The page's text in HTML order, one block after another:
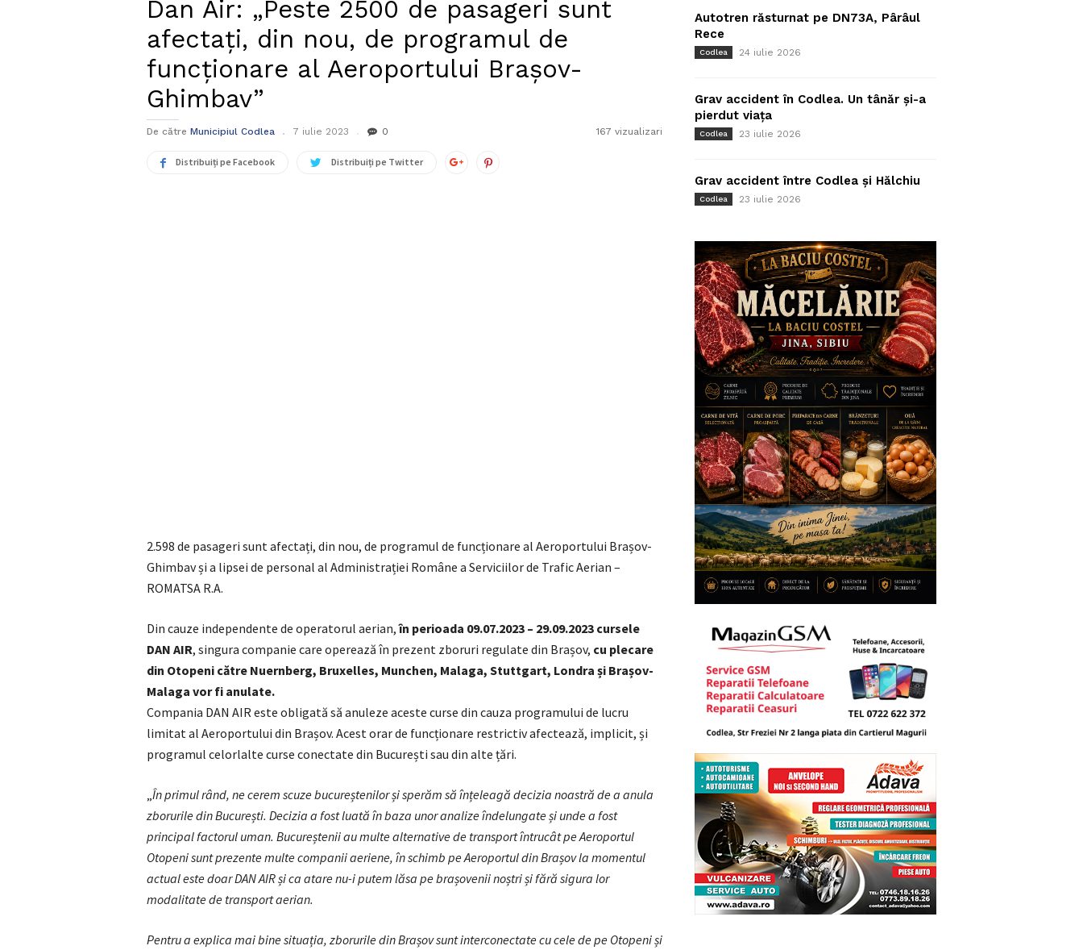
Dan Air: „Peste 2500 de pasageri sunt
afectați, din nou, de programul de
funcționare al Aeroportului Brașov-
Ghimbav”
De către Municipiul Codlea 7 iulie 2023 0 167 vizualizari
Distribuiți pe Facebook Distribuiți pe Twitter
2.598 de pasageri sunt afectați, din nou, de programul de funcționare al Aeroportului Brașov-
Ghimbav și a lipsei de personal al Administrației Române a Serviciilor de Trafic Aerian –
ROMATSA R.A.
Din cauze independente de operatorul aerian,în perioada 09.07.2023 – 29.09.2023 cursele
DAN AIR, singura companie care operează în prezent zboruri regulate din Brașov, cu plecare
din Otopeni către Nuernberg, Bruxelles, Munchen, Malaga, Stuttgart, Londra și Brașov-
Malaga vor fi anulate.
Compania DAN AIR este obligată să anuleze aceste curse din cauza programului de lucru
limitat al Aeroportului din Brașov. Acest orar de funcționare restrictiv afectează, implicit, și
programul celorlalte curse conectate din București sau din alte țări.
„În primul rând, ne cerem scuze bucureștenilor și sperăm să înțeleagă decizia noastră de a anula
zborurile din București. Decizia a fost luată în baza unor analize îndelungate și unde a fost
principal factorul uman. Bucureștenii au multe alternative de transport întrucât pe Aeroportul
Otopeni sunt prezente multe companii aeriene, în schimb pe Aeroportul din Brașov la momentul
actual este doar DAN AIR și ca atare nu-i putem lăsa pe brașovenii noștri și fără sigura lor
modalitate de transport aerian.
Pentru a explica mai bine situația, zborurile din Brașov sunt interconectate cu cele de pe Otopeni și
Autotren răsturnat pe DN73A, Pârâul
Rece
Codlea 24 iulie 2026
Grav accident în Codlea. Un tânăr și-a
pierdut viața
Codlea 23 iulie 2026
Grav accident între Codlea și Hălchiu
Codlea 23 iulie 2026